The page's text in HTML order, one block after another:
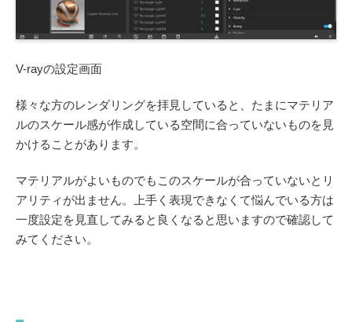
V-rayの設定画面
様々な方のレンダリングを拝見していると、たまにマテリア
ルのスケール感が作成している空間に合っていないものを見
かけることがあります。
マテリアルがよいものでもこのスケールが合っていないとリ
アリティが出ません。
上手く表現できなくて悩んでいる方は
一度設定を見直してみると良くなると思いますので確認して
みてください。